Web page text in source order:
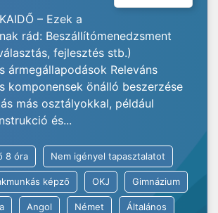
– Ezek a
rád: Beszállítómenedzsment
fejlesztés stb.)
ármegállapodások Releváns
komponensek önálló beszerzése
más osztályokkal, például
és...
8 óra Nem igényel tapasztalatot
képző OKJ Gimnázium
Angol Német Általános